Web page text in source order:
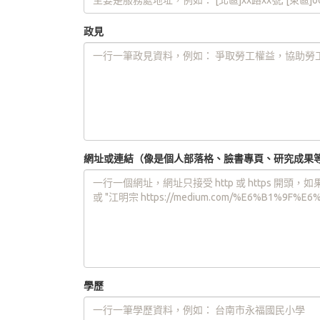
政見
網址或連結（像是個人部落格、臉書專頁、研究成果
學歷